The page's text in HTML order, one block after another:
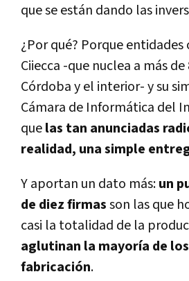
que se están dando las
¿Por qué? Porque entidades
Ciiecca -que nuclea a más
Córdoba y el interior- y su
Cámara de Informática del
quelas tan anunciadas
realidad, una simple
Y aportan un dato más:un
de diez firmasson las que
casi la totalidad de la
aglutinan la mayoría de
fabricación.